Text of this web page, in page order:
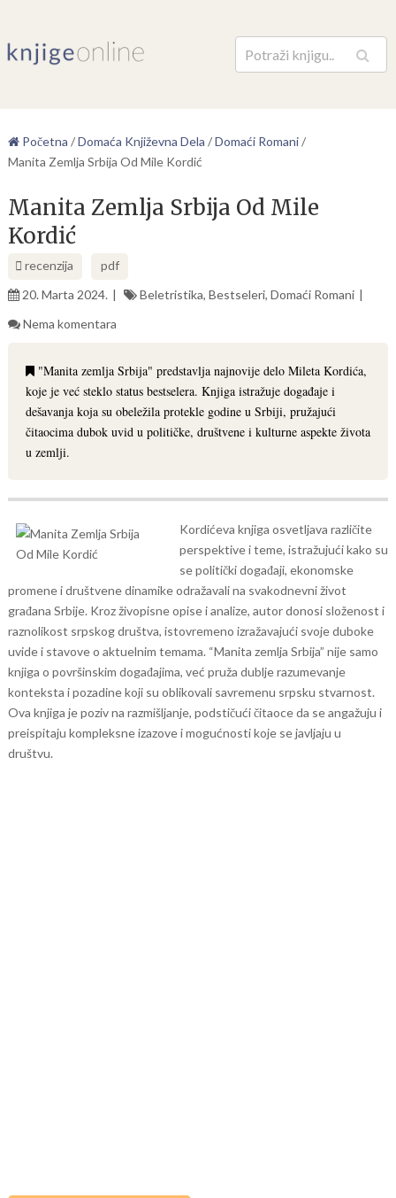
Pretraga
Početna /Domaća Književna Dela /Domaći Romani/
Manita Zemlja Srbija Od Mile Kordić
Manita Zemlja Srbija Od Mile
Kordić
recenzija
pdf
20. Marta 2024.
Beletristika, Bestseleri, Domaći Romani
Nema komentara
"Manita zemlja Srbija" predstavlja najnovije delo Mileta Kordića,
koje je već steklo status bestselera. Knjiga istražuje događaje i
dešavanja koja su obeležila protekle godine u Srbiji, pružajući
čitaocima dubok uvid u političke, društvene i kulturne aspekte života
u zemlji.
Kordićeva knjiga osvetljava različite
perspektive i teme, istražujući kako su
se politički događaji, ekonomske
promene i društvene dinamike odražavali na svakodnevni život
građana Srbije. Kroz živopisne opise i analize, autor donosi složenost i
raznolikost srpskog društva, istovremeno izražavajući svoje duboke
uvide i stavove o aktuelnim temama. “Manita zemlja Srbija” nije samo
knjiga o površinskim događajima, već pruža dublje razumevanje
konteksta i pozadine koji su oblikovali savremenu srpsku stvarnost.
Ova knjiga je poziv na razmišljanje, podstičući čitaoce da se angažuju i
preispitaju kompleksne izazove i mogućnosti koje se javljaju u
društvu.